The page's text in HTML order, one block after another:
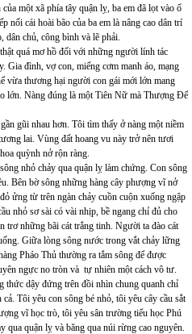
một xã phía tây quận lỵ, ba em đã lọt vào ổ
nối cái hoài bão của ba em là nâng cao dân trí
dân chủ, công bình và lẽ phải.
quá mơ hồ đối với những người lính tác
Gia đình, vợ con, miếng cơm manh áo, mạng
vừa thương hại người con gái mới lớn mang
lớn. Nàng đúng là một Tiên Nữ mà Thượng Đế
gũi nhau hơn. Tôi tìm thấy ở nàng một niềm
lai. Vùng đất hoang vu này trở nên tươi
quỳnh nở rộn ràng.
nhỏ chảy qua quận lỵ làm chứng. Con sông
Bên bờ sông những hàng cây phượng vĩ nở
ửng từ trên ngàn chảy cuồn cuộn xuống ngập
nhỏ sơ sài có vài nhịp, bề ngang chỉ đủ cho
trơ những bãi cát trắng tinh. Người ta đào cát
Giữa lòng sông nước trong vắt chảy lững
Pháo Thủ thường ra tắm sông để được
ngực no tròn và tự nhiên một cách vô tư.
thức dậy đứng trên đồi nhìn chung quanh chỉ
Tôi yêu con sông bé nhỏ, tôi yêu cây cầu sắt
vĩ học trò, tôi yêu sân trường tiểu học Phú
quận lỵ và băng qua núi rừng cao nguyên.